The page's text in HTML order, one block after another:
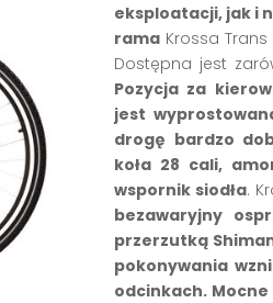
eksploatacji, jak i
ramaKrossa Trans
Dostępna jest
Pozycja za
jest
drogę bardzo
koła 28 cali,
wspornik siodła.
bezawaryjny
przerzutką
pokonywania
odcinkach.